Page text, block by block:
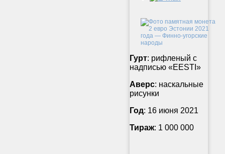
Гурт: рифленый с
надписью «EESTI»
Аверс: наскальные
рисунки
Год: 16 июня 2021
Тираж: 1 000 000